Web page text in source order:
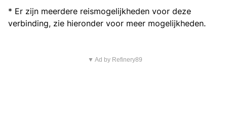
* Er zijn meerdere reismogelijkheden voor deze
verbinding, zie hieronder voor meer mogelijkheden.
▼ Ad by Refinery89